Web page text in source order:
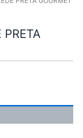
PRETA